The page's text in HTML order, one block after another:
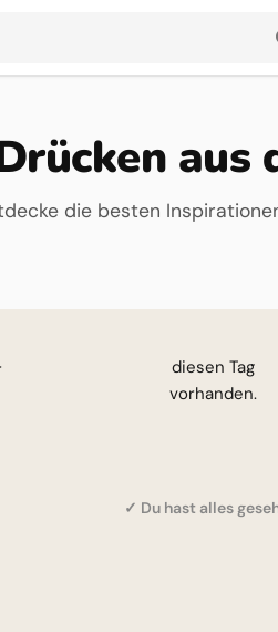
aus
die besten
vorhanden.
✓ Du hast alles